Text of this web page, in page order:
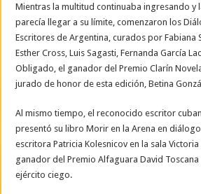
Mientras la multitud continuaba ingresando y
parecía llegar a su límite, comenzaron los
Escritores de Argentina, curados por Fabiana
Esther Cross, Luis Sagasti, Fernanda García
Obligado, el ganador del Premio Clarín
jurado de honor de esta edición, Betina
Al mismo tiempo, el reconocido escritor
presentó su libro Morir en la Arena en
escritora Patricia Kolesnicov en la sala
ganador del Premio Alfaguara David Toscana
ejército ciego.